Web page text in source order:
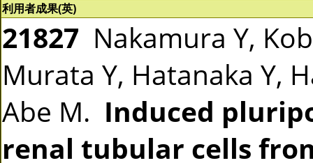
利用者成果(英)
21827 Nakamura Y,
Murata Y, Hatanaka Y,
Abe M. Induced
renal tubular cells